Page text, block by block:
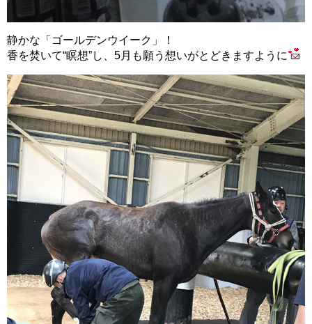
静かな「ゴールデンウイーク」！
香を焚いて“瞑想”し、5月も願う想いがとどきますように